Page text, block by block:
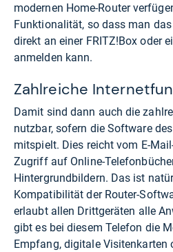
modernen Home-Router
Funktionalität, so dass man
direkt an einer FRITZ!Box oder
anmelden kann.
Zahlreiche
Damit sind dann auch die
nutzbar, sofern die Software
mitspielt. Dies reicht vom E-
Zugriff auf Online-
Hintergrundbildern. Das ist
Kompatibilität der Router-
erlaubt allen Drittgeräten alle
gibt es bei diesem Telefon die
Empfang, digitale Visitenkarten